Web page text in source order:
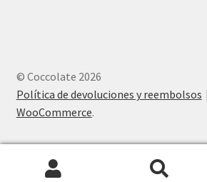
© Coccolate 2026
Política de devoluciones y reembolsos
WooCommerce.